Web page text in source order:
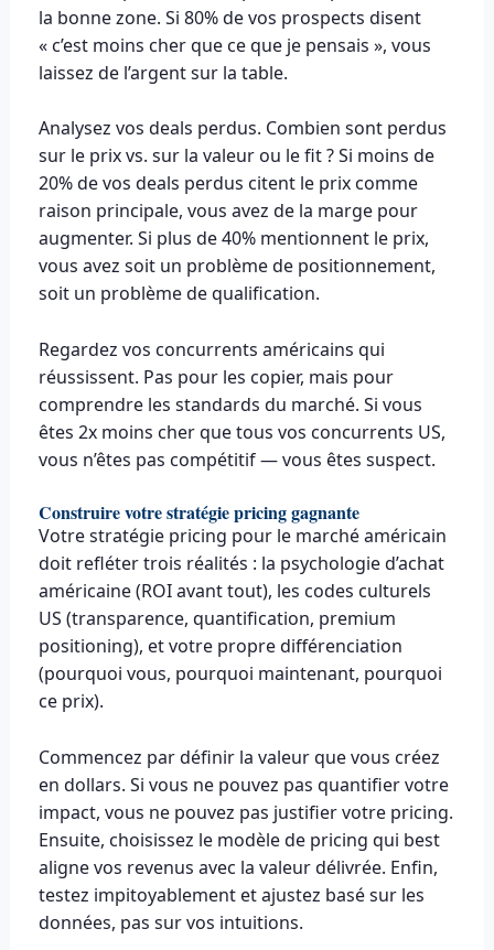
la bonne zone. Si 80% de vos prospects disent
« c’est moins cher que ce que je pensais », vous
laissez de l’argent sur la table.
Analysez vos deals perdus. Combien sont perdus
sur le prix vs. sur la valeur ou le fit ? Si moins de
20% de vos deals perdus citent le prix comme
raison principale, vous avez de la marge pour
augmenter. Si plus de 40% mentionnent le prix,
vous avez soit un problème de positionnement,
soit un problème de qualification.
Regardez vos concurrents américains qui
réussissent. Pas pour les copier, mais pour
comprendre les standards du marché. Si vous
êtes 2x moins cher que tous vos concurrents US,
vous n’êtes pas compétitif — vous êtes suspect.
Construire votre stratégie pricing gagnante
Votre stratégie pricing pour le marché américain
doit refléter trois réalités : la psychologie d’achat
américaine (ROI avant tout), les codes culturels
US (transparence, quantification, premium
positioning), et votre propre différenciation
(pourquoi vous, pourquoi maintenant, pourquoi
ce prix).
Commencez par définir la valeur que vous créez
en dollars. Si vous ne pouvez pas quantifier votre
impact, vous ne pouvez pas justifier votre pricing.
Ensuite, choisissez le modèle de pricing qui best
aligne vos revenus avec la valeur délivrée. Enfin,
testez impitoyablement et ajustez basé sur les
données, pas sur vos intuitions.